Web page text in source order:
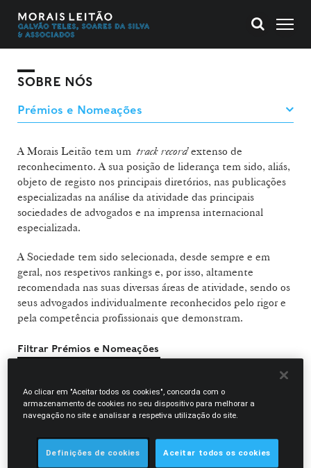
SOBRE NÓS
A Morais Leitão tem um track recordextenso de
reconhecimento. A sua posição de liderança tem sido, aliás,
objeto de registo nos principais diretórios, nas publicações
especializadas na análise da atividade das principais
sociedades de advogados e na imprensa internacional
especializada.
A Sociedade tem sido selecionada, desde sempre e em
geral, nos respetivos rankings e, por isso, altamente
recomendada nas suas diversas áreas de atividade, sendo os
seus advogados individualmente reconhecidos pelo rigor e
pela competência profissionais que demonstram.
Filtrar Prémios e Nomeações
Ao clicar em "Aceitar todos os cookies", concorda com o
armazenamento de cookies no seu dispositivo para melhorar a
navegação no site e analisar a respetiva utilização do site.
Definições de cookies Aceitar todos os cookies